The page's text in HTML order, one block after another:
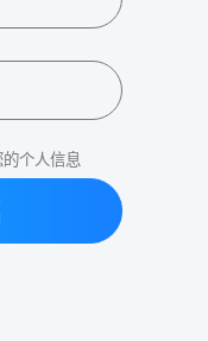
个人信息